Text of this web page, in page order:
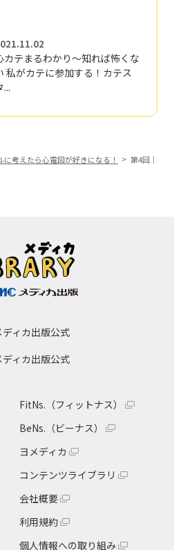
カテまるわかり～知れば怖くな
私がカテに参加する！カテス
...
に考えたら心電図が好きになる！
第4回｜
ディカ出版公式
ディカ出版公式
FitNs.（フィットナス）
BeNs.（ビーナス）
ヨメディカ
コンテンツライブラリ
会社概要
利用規約
個人情報への取り組み